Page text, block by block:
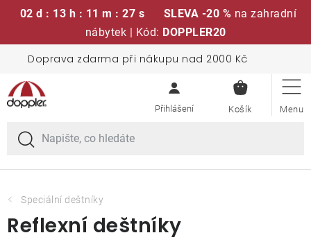
02 d : 13 h : 11 m : 26 s SLEVA -20 % na zahradní
nábytek | Kód: DOPPLER20
obsah
Doprava zdarma při nákupu nad 2000 Kč
KOŠÍK
Sedací soupravy
Slunečníky
Křesla a židle
Stoly
Speciální deštníky
Reflexní deštníky